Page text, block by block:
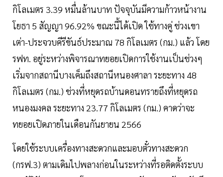
กิโลเมตร 3.39 หมื่นล้านบาท ปัจจุบันมีความก้าวหน้างาน
โยธา 5 สัญญา 96.92% ขณะนี้ได้เปิด ใช้ทางคู่ ช่วงเขา
เต่า-ประจวบคีรีขันธ์ประมาณ 78 กิโลเมตร (กม.) แล้ว โดย
รฟท. อยู่ระหว่างพิจารณาทยอยเปิดการใช้งานเป็นช่วงๆ
เริ่มจากสถานีบางเค็มถึงสถานีหนองศาลา ระยะทาง 48
กิโลเมตร (กม.) ช่วงที่หยุดรถบ้านดอนทรายถึงที่หยุดรถ
หนองมงคล ระยะทาง 23.77 กิโลเมตร (กม.) คาดว่าจะ
ทยอยเปิดภายในเดือนกันยายน 2566
โดยใช้ระบบเครื่องทางสะดวกและมอบตั๋วทางสะดวก
(กรฟ.3) ตามเดิมไปพลางก่อนในระหว่างที่รอติดตั้งระบบ